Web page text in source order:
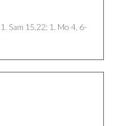
Sam 15,22; 1. Mo 4, 6-